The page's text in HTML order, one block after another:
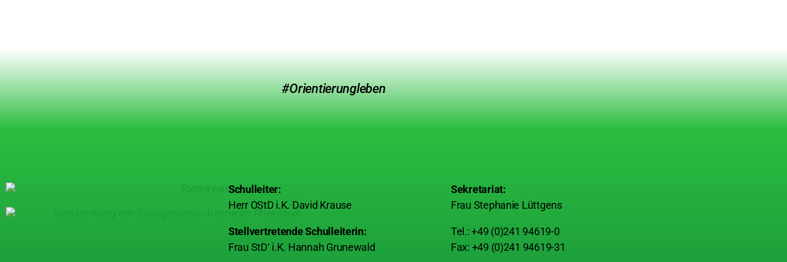
#Orientierungleben
Schulleiter:
Herr OStD i.K. David Krause
Stellvertretende Schulleiterin:
Frau StD‘ i.K. Hannah Grunewald
Sekretariat:
Frau Stephanie Lüttgens
Tel.: +49 (0)241 94619-0
Fax: +49 (0)241 94619-31